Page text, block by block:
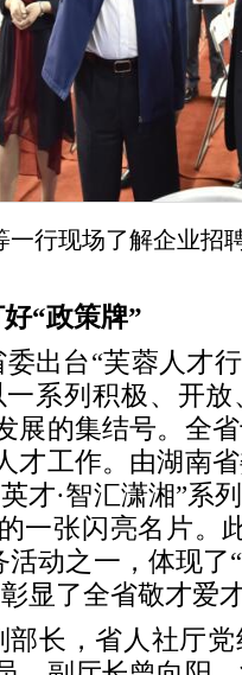
一行现场了解企业招
“政策牌”
出台“芙蓉人才
一系列积极、开
展的集结号。全
才工作。由湖南
才·智汇潇湘”系
一张闪亮名片。
活动之一，体现
显了全省敬才爱
部长，省人社厅